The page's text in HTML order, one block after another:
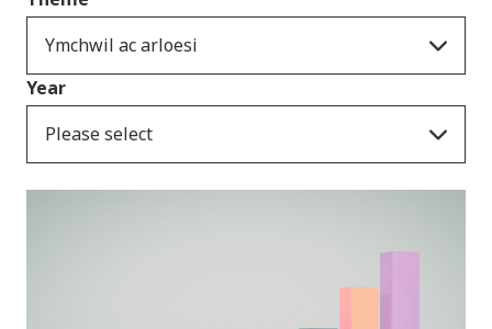
Ymchwil ac arloesi
Year
Please select